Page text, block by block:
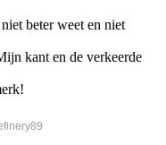
beter weet en niet
kant en de verkeerde